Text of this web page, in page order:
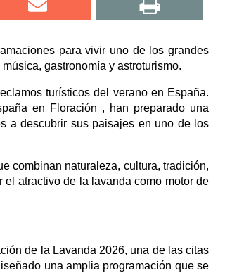
para vivir uno de los grandes
gastronomía y astroturismo.
turísticos del verano en España.
en Floración , han preparado una
a descubrir sus paisajes en uno de los
combinan naturaleza, cultura, tradición,
atractivo de la lavanda como motor de
de la Lavanda 2026, una de las citas
una amplia programación que se